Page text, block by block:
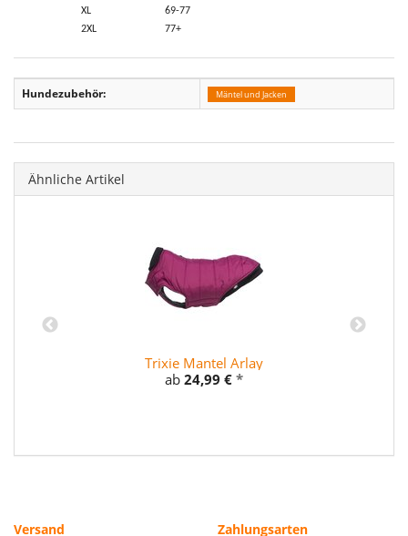
XL
69-77
2XL
77+
Hundezubehör: Mäntel und Jacken
Ähnliche Artikel
Trixie Mantel Arlay
ab 24,99 € *
Versand Zahlungsarten